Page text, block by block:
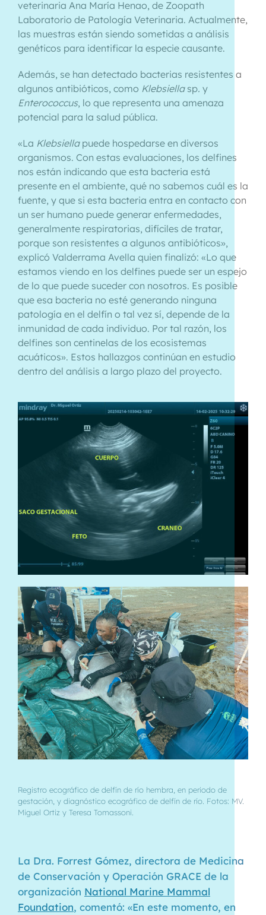
veterinaria Ana María Henao, de Zoopath
Laboratorio de Patología Veterinaria. Actualmente,
las muestras están siendo sometidas a análisis
genéticos para identificar la especie causante.
Además, se han detectado bacterias resistentes a
algunos antibióticos, como Klebsiella sp. y
Enterococcus, lo que representa una amenaza
potencial para la salud pública.
«La Klebsiellapuede hospedarse en diversos
organismos. Con estas evaluaciones, los delfines
nos están indicando que esta bacteria está
presente en el ambiente, qué no sabemos cuál es la
fuente, y que si esta bacteria entra en contacto con
un ser humano puede generar enfermedades,
generalmente respiratorias, difíciles de tratar,
porque son resistentes a algunos antibióticos»,
explicó Valderrama Avella quien finalizó: «Lo que
estamos viendo en los delfines puede ser un espejo
de lo que puede suceder con nosotros. Es posible
que esa bacteria no esté generando ninguna
patología en el delfín o tal vez sí, depende de la
inmunidad de cada individuo. Por tal razón, los
delfines son centinelas de los ecosistemas
acuáticos». Estos hallazgos continúan en estudio
dentro del análisis a largo plazo del proyecto.
Registro ecográfico de delfín de río hembra, en periodo de
gestación, y diagnóstico ecográfico de delfín de río. Fotos: MV.
Miguel Ortiz y Teresa Tomassoni.
La Dra. Forrest Gómez, directora de Medicina
de Conservación y Operación GRACE de la
organización National Marine Mammal
Foundation, comentó: «En este momento, en